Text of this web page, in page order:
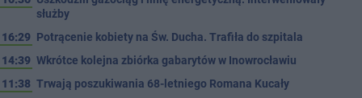
służby
16:29 Potrącenie kobiety na Św. Ducha. Trafiła do szpitala
14:39 Wkrótce kolejna zbiórka gabarytów w Inowrocławiu
11:38 Trwają poszukiwania 68-letniego Romana Kucały